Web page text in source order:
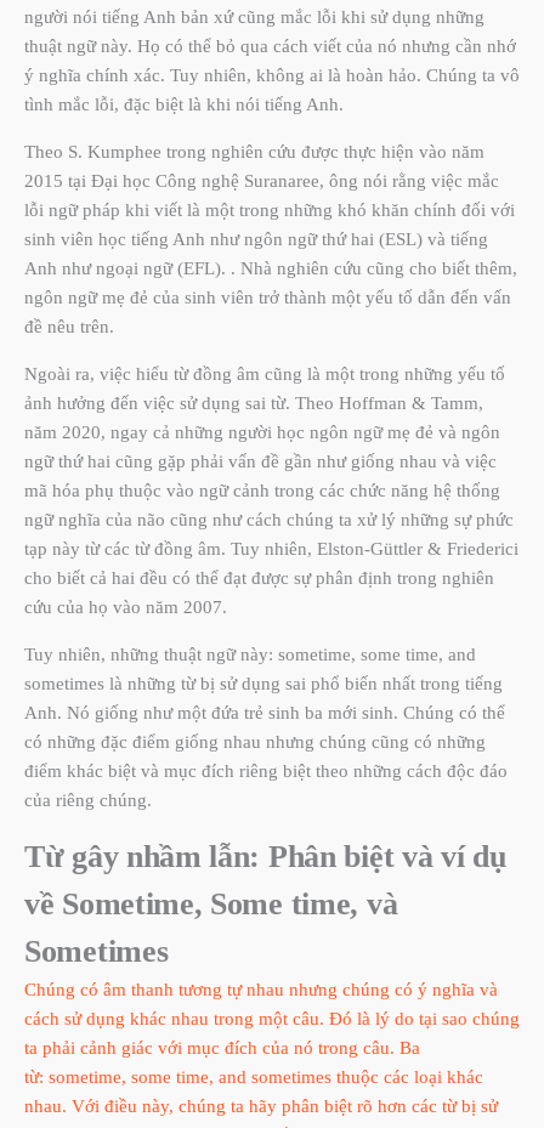
người nói tiếng Anh bản xứ cũng mắc lỗi khi sử dụng những
thuật ngữ này. Họ có thể bỏ qua cách viết của nó nhưng cần nhớ
ý nghĩa chính xác. Tuy nhiên, không ai là hoàn hảo. Chúng ta vô
tình mắc lỗi, đặc biệt là khi nói tiếng Anh.
Theo S. Kumphee trong nghiên cứu được thực hiện vào năm
2015 tại Đại học Công nghệ Suranaree, ông nói rằng việc mắc
lỗi ngữ pháp khi viết là một trong những khó khăn chính đối với
sinh viên học tiếng Anh như ngôn ngữ thứ hai (ESL) và tiếng
Anh như ngoại ngữ (EFL). . Nhà nghiên cứu cũng cho biết thêm,
ngôn ngữ mẹ đẻ của sinh viên trở thành một yếu tố dẫn đến vấn
đề nêu trên.
Ngoài ra, việc hiểu từ đồng âm cũng là một trong những yếu tố
ảnh hưởng đến việc sử dụng sai từ. Theo Hoffman & Tamm,
năm 2020, ngay cả những người học ngôn ngữ mẹ đẻ và ngôn
ngữ thứ hai cũng gặp phải vấn đề gần như giống nhau và việc
mã hóa phụ thuộc vào ngữ cảnh trong các chức năng hệ thống
ngữ nghĩa của não cũng như cách chúng ta xử lý những sự phức
tạp này từ các từ đồng âm. Tuy nhiên, Elston-Güttler & Friederici
cho biết cả hai đều có thể đạt được sự phân định trong nghiên
cứu của họ vào năm 2007.
Tuy nhiên, những thuật ngữ này: sometime, some time, and
sometimes là những từ bị sử dụng sai phổ biến nhất trong tiếng
Anh. Nó giống như một đứa trẻ sinh ba mới sinh. Chúng có thể
có những đặc điểm giống nhau nhưng chúng cũng có những
điểm khác biệt và mục đích riêng biệt theo những cách độc đáo
của riêng chúng.
Từ gây nhầm lẫn: Phân biệt và ví dụ
về Sometime, Some time, và
Sometimes
Chúng có âm thanh tương tự nhau nhưng chúng có ý nghĩa và
cách sử dụng khác nhau trong một câu. Đó là lý do tại sao chúng
ta phải cảnh giác với mục đích của nó trong câu. Ba
từ: sometime, some time, and sometimes thuộc các loại khác
nhau. Với điều này, chúng ta hãy phân biệt rõ hơn các từ bị sử